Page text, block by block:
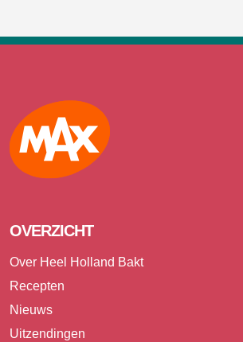
Max
OVERZICHT
Over Heel Holland Bakt
Recepten
Nieuws
Uitzendingen